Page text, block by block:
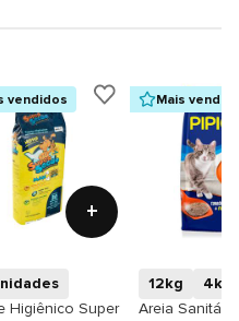
vendidos
+
Higiênico Super
Mais
12kg
4kg
Areia